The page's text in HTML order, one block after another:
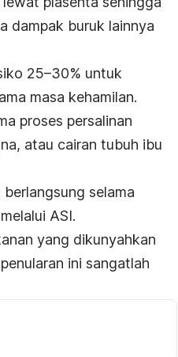
dampak buruk lainnya
25–30% untuk
masa kehamilan.
proses persalinan
atau cairan tubuh ibu
selama
ASI.
yang dikunyahkan
ini sangatlah